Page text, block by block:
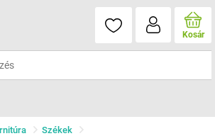
Kosár
Székek